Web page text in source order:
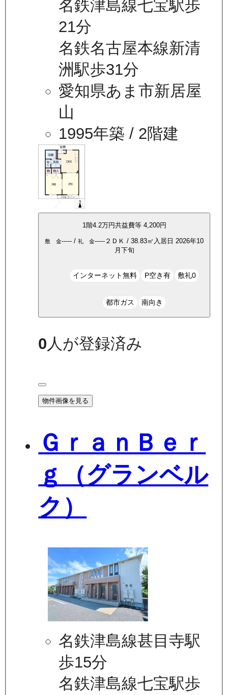
名鉄津島線七宝駅歩
21分
名鉄名古屋本線新清
洲駅歩31分
愛知県あま市新居屋
山
1995年築 / 2階建
1 階4.2万円共益費等 4,200円
敷 金----- / 礼 金----- ２ＤＫ / 38.83㎡ 入居日 2026年10
月下旬
インターネット無料 P空き有 敷礼0
都市ガス 南向き
0人が登録済み
物件画像を見る
ＧｒａｎＢｅｒ
ｇ（グランベル
ク）
名鉄津島線甚目寺駅
歩15分
名鉄津島線七宝駅歩